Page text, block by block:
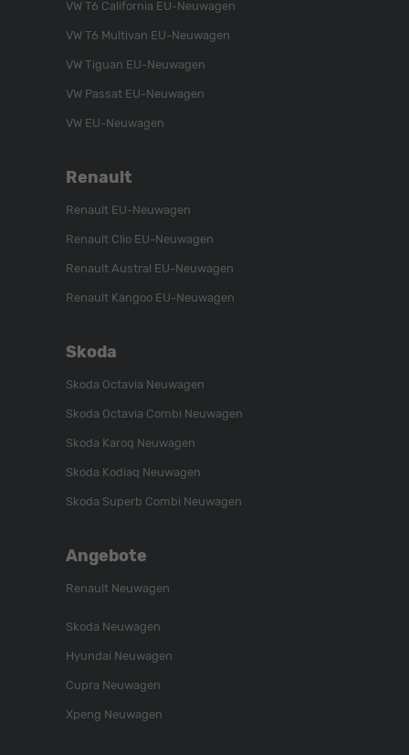
Instagram
KanalFacebook
VW T6 California EU-Neuwagen
VW T6 Multivan EU-Neuwagen
VW Tiguan EU-Neuwagen
VW Passat EU-Neuwagen
VW EU-Neuwagen
Renault
Renault EU-Neuwagen
Renault Clio EU-Neuwagen
Renault Austral EU-Neuwagen
Renault Kangoo EU-Neuwagen
Skoda
Skoda Octavia Neuwagen
Skoda Octavia Combi Neuwagen
Skoda Karoq Neuwagen
Skoda Kodiaq Neuwagen
Skoda Superb Combi Neuwagen
Angebote
Renault Neuwagen
Skoda Neuwagen
Hyundai Neuwagen
Cupra Neuwagen
Xpeng Neuwagen